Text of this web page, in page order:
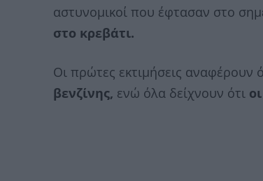
αστυνομικοί που έφτασαν στο
στο κρεβάτι.
Οι πρώτες εκτιμήσεις αναφέρουν
βενζίνης, ενώ όλα δείχνουν ότι